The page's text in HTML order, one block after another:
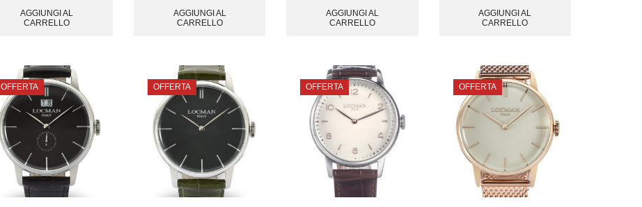
AGGIUNGI AL
CARRELLO
AGGIUNGI AL
CARRELLO
AGGIUNGI AL
CARRELLO
AGGIUNGI AL
CARRELLO
OFFERTA OFFERTA OFFERTA OFFERTA